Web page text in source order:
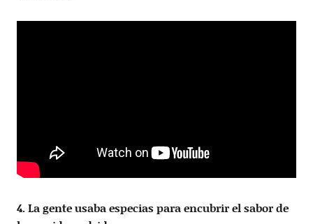
4. La gente usaba especias para encubrir el sabor de